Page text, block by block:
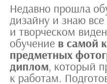
Недавно прошла
дизайну и знаю все
и творческом
обучение в самой
предметных
диплом, который
к работам.